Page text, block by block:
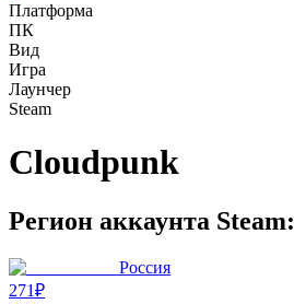
Платформа
ПК
Вид
Игра
Лаунчер
Steam
Cloudpunk
Регион аккаунта Steam:
Россия
271₽